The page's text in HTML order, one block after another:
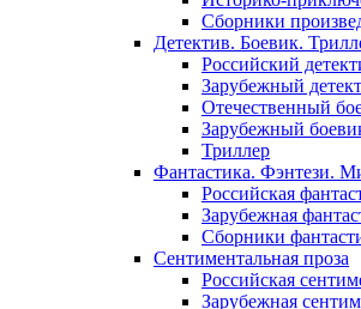
Сборники
Детектив. Боевик.
Российский
Зарубежный
Отечественный
Зарубежный
Триллер
Фантастика. Фэнтези.
Российская
Зарубежная
Сборники
Сентиментальная проза
Российская
Зарубежная